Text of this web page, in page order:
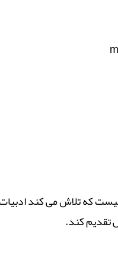
که تلاش می کند ادبیات
تقدیم کند.